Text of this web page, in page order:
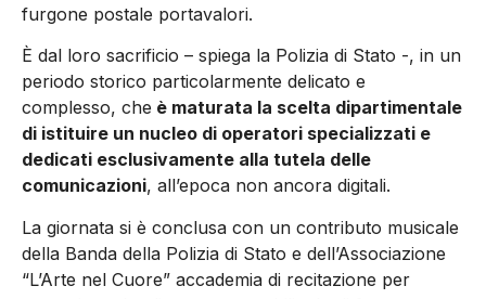
furgone postale portavalori.
È dal loro sacrificio – spiega la Polizia di Stato -, in un
periodo storico particolarmente delicato e
complesso, che è maturata la scelta dipartimentale
di istituire un nucleo di operatori specializzati e
dedicati esclusivamente alla tutela delle
comunicazioni, all’epoca non ancora digitali.
La giornata si è conclusa con un contributo musicale
della Banda della Polizia di Stato e dell’Associazione
“L’Arte nel Cuore” accademia di recitazione per